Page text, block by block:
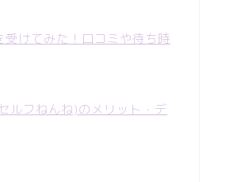
受けてみた！口コミや待ち時
ルフねんね)のメリット・デ